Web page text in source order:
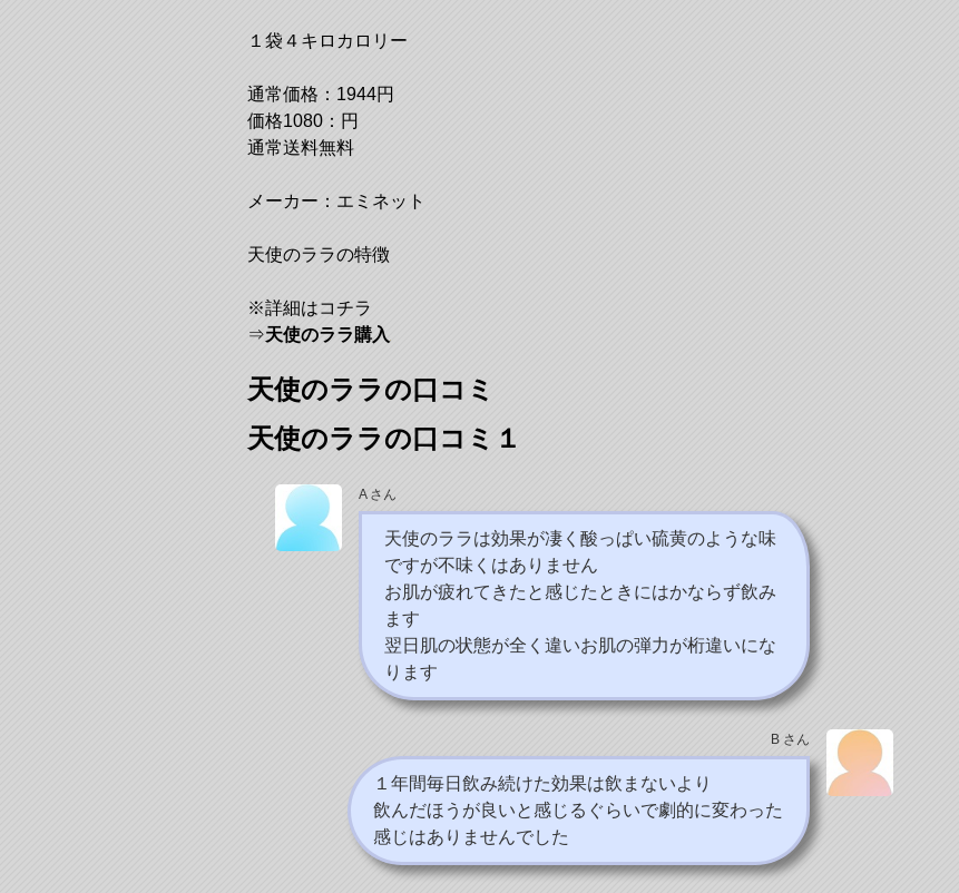
１袋４キロカロリー
通常価格：1944円
価格1080：円
通常送料無料
メーカー：エミネット
天使のララの特徴
※詳細はコチラ
⇒天使のララ購入
天使のララの口コミ
天使のララの口コミ１
A さん
天使のララは効果が凄く酸っぱい硫黄のような味
ですが不味くはありません
お肌が疲れてきたと感じたときにはかならず飲み
ます
翌日肌の状態が全く違いお肌の弾力が桁違いにな
ります
B さん
１年間毎日飲み続けた効果は飲まないより
飲んだほうが良いと感じるぐらいで劇的に変わった
感じはありませんでした